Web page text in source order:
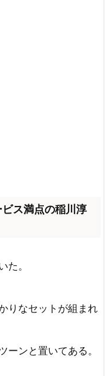
ス満点の稲川淳
た。
りなセットが組まれ
ーンと置いてある。